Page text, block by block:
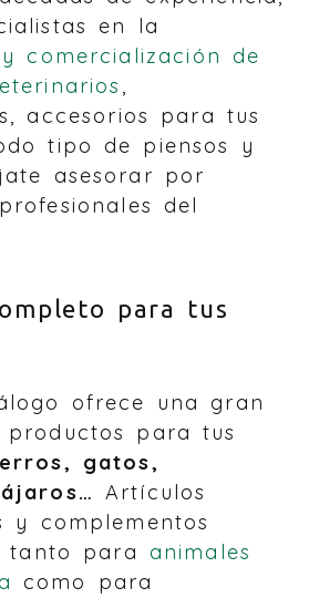
en la
comercialización de
,
accesorios para tus
tipo de piensos y
asesorar por
del
para tus
ofrece una gran
para tus
gatos,
Artículos
y complementos
tanto para
animales
como para